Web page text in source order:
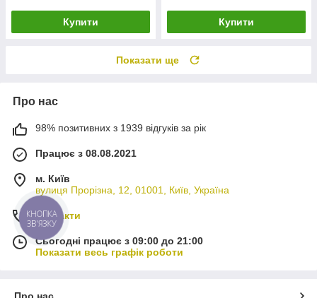
Купити Купити
Показати ще
Про нас
98% позитивних з 1939 відгуків за рік
Працює з 08.08.2021
м. Київ
вулиця Прорізна, 12, 01001, Київ, Україна
Контакти
Сьогодні працює з 09:00 до 21:00
Показати весь графік роботи
КНОПКА
ЗВ'ЯЗКУ